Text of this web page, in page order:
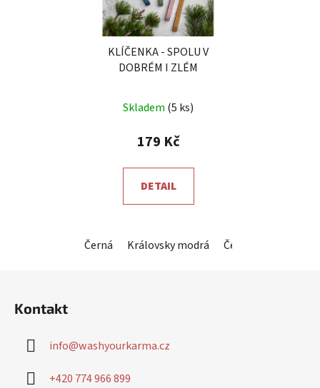
KLÍČENKA - SPOLU V
DOBRÉM I ZLÉM
hodnocení
produktu
5,0
z
Skladem (5 ks)
179 Kč
DETAIL
Černá Královsky modrá Červená
Kontakt
info@washyourkarma.cz
+420 774 966 899